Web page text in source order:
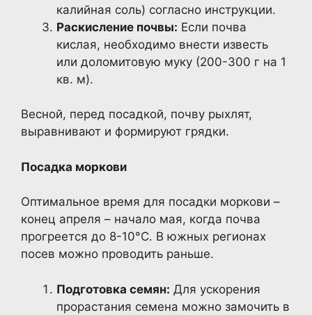
калийная соль) согласно инструкции.
Раскисление почвы: Если почва
кислая, необходимо внести известь
или доломитовую муку (200-300 г на 1
кв. м).
Весной, перед посадкой, почву рыхлят,
выравнивают и формируют грядки.
Посадка моркови
Оптимальное время для посадки моркови –
конец апреля – начало мая, когда почва
прогреется до 8-10°C. В южных регионах
посев можно проводить раньше.
Подготовка семян: Для ускорения
прорастания семена можно замочить в